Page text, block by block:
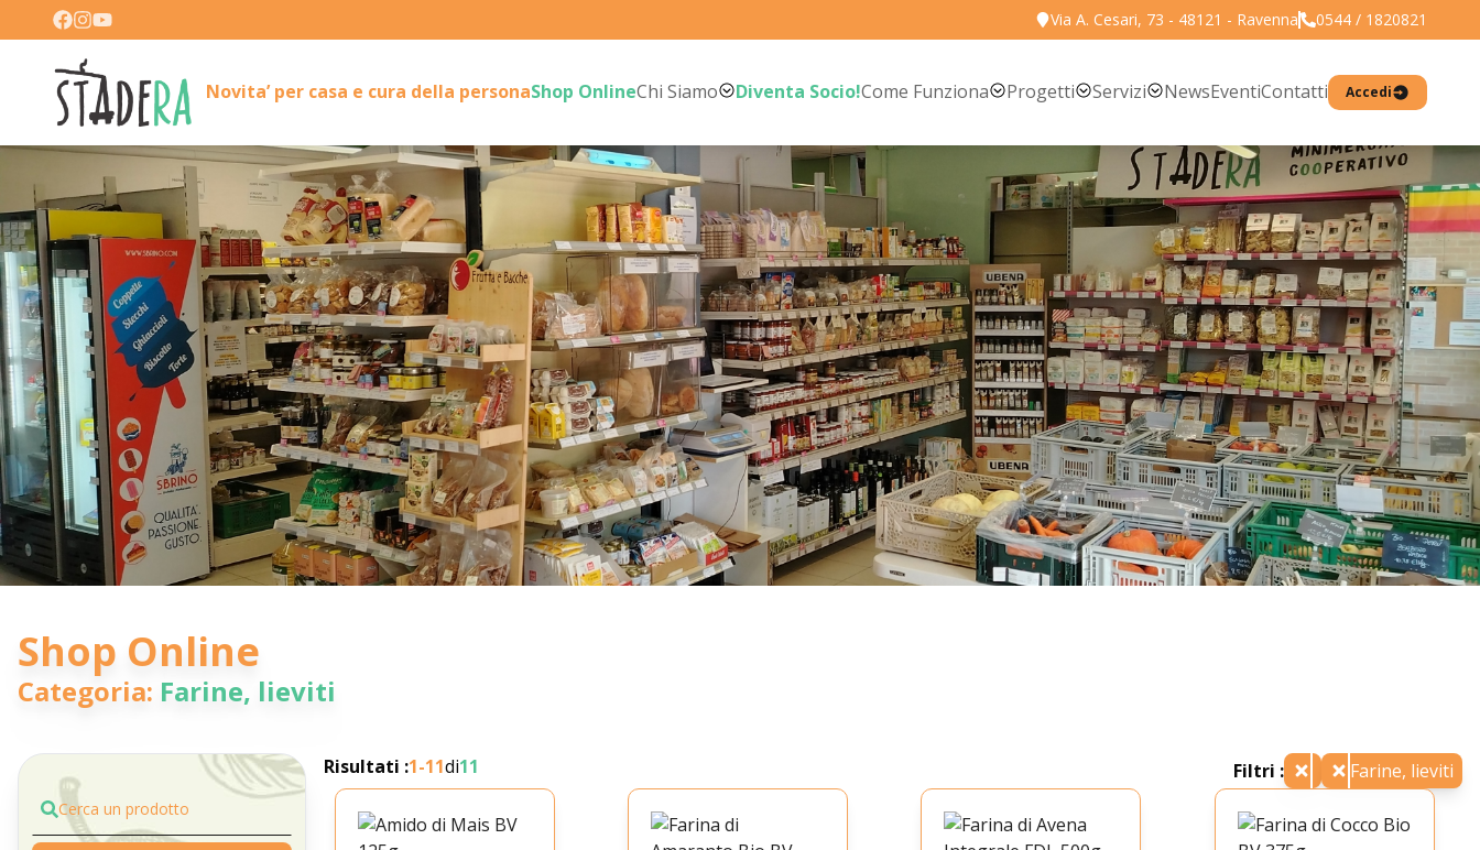
Via A. Cesari, 73 - 48121 - Ravenna 0544 / 1820821
Novita’ per casa e cura della personaShop OnlineChi Siamo Diventa Socio!Come Funziona Progetti Servizi NewsEventiContatti Accedi
Shop Online
Categoria: Farine, lieviti
Cerca un prodotto
Risultati :1-11di11 Filtri : Farine, lieviti